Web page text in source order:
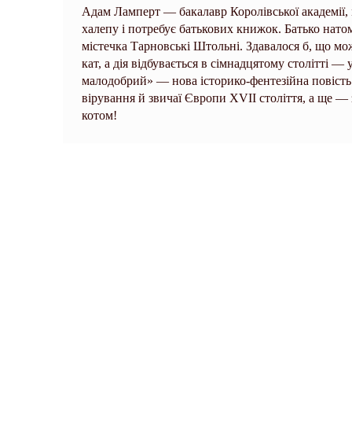
Адам Ламперт — бакалавр Королівської
халепу і потребує батькових книжок. Батько
містечка Тарновські Штольні. Здавалося б, що
кат, а дія відбувається в сімнадцятому столітті
малодобрий» — нова історико-фентезійна
вірування й звичаї Європи ХVII століття, а ще —
котом!